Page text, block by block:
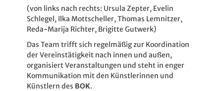
(von links nach rechts: Ursula Zepter, Evelin
Schlegel, Ilka Mottscheller, Thomas Lemnitzer,
Reda-Marija Richter, Brigitte Gutwerk)
Das Team trifft sich regelmäßig zur Koordination
der Vereinstätigkeit nach innen und außen,
organisiert Veranstaltungen und steht in enger
Kommunikation mit den Künstlerinnen und
Künstlern des BOK.